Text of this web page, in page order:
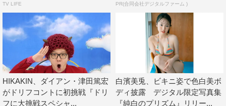
TV LIFE PR(合同会社デジタルファーム )
HIKAKIN、ダイアン・津田篤宏
がドリフコントに初挑戦『ドリ
フに大挑戦スペシャ...
白濱美兎、ビキニ姿で色白美ボ
ディ披露 デジタル限定写真集
『純白のプリズム』リリー...